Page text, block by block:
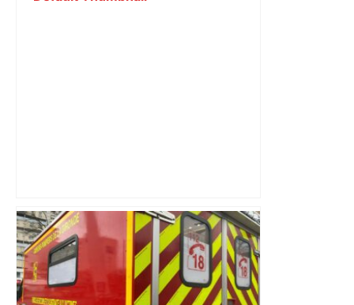
Top 14 : Perpignan mate le leader
Toulouse et quitte la dernière place –
lanouvellerepublique.fr